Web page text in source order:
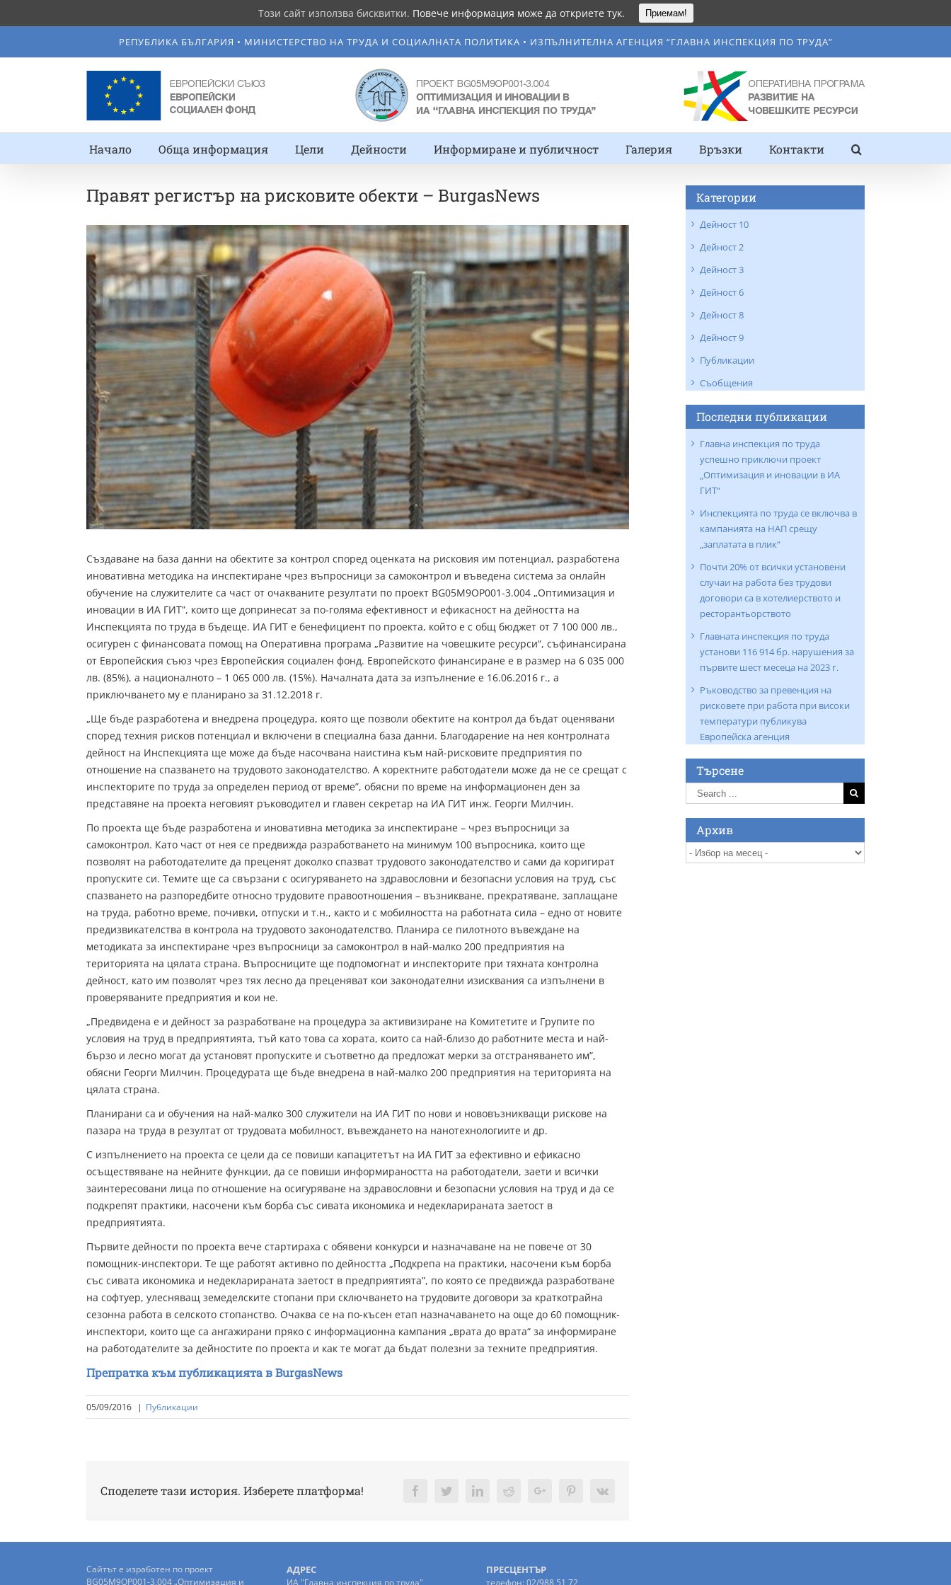
РЕПУБЛИКА БЪЛГАРИЯ • МИНИСТEРСТВО НА ТРУДА И СОЦИАЛНАТА ПОЛИТИКА • ИЗПЪЛНИТЕЛНА АГЕНЦИЯ “ГЛАВНА ИНСПЕКЦИЯ ПО ТРУДА”
Начало Обща информация Цели Дейности Информиране и публичност Галерия Връзки Контакти
Правят регистър на рисковите обекти – BurgasNews
View
Larger
Image
Създаване на база данни на обектите за контрол според оценката на рисковия им потенциал, разработена
иновативна методика на инспектиране чрез въпросници за самоконтрол и въведена система за онлайн
обучение на служителите са част от очакваните резултати по проект BG05M9OP001-3.004 „Оптимизация и
иновации в ИА ГИТ”, които ще допринесат за по-голяма ефективност и ефикасност на дейността на
Инспекцията по труда в бъдеще. ИА ГИТ е бенефициент по проекта, който е с общ бюджет от 7 100 000 лв.,
осигурен с финансовата помощ на Оперативна програма „Развитие на човешките ресурси“, съфинансирана
от Европейския съюз чрез Европейския социален фонд. Европейското финансиране е в размер на 6 035 000
лв. (85%), а националното – 1 065 000 лв. (15%). Началната дата за изпълнение е 16.06.2016 г., а
приключването му е планирано за 31.12.2018 г.
„Ще бъде разработена и внедрена процедура, която ще позволи обектите на контрол да бъдат оценявани
според техния рисков потенциал и включени в специална база данни. Благодарение на нея контролната
дейност на Инспекцията ще може да бъде насочвана наистина към най-рисковите предприятия по
отношение на спазването на трудовото законодателство. А коректните работодатели може да не се срещат с
инспекторите по труда за определен период от време”, обясни по време на информационен ден за
представяне на проекта неговият ръководител и главен секретар на ИА ГИТ инж. Георги Милчин.
По проекта ще бъде разработена и иновативна методика за инспектиране – чрез въпросници за
самоконтрол. Като част от нея се предвижда разработването на минимум 100 въпросника, които ще
позволят на работодателите да преценят доколко спазват трудовото законодателство и сами да коригират
пропуските си. Темите ще са свързани с осигуряването на здравословни и безопасни условия на труд, със
спазването на разпоредбите относно трудовите правоотношения – възникване, прекратяване, заплащане
на труда, работно време, почивки, отпуски и т.н., както и с мобилността на работната сила – едно от новите
предизвикателства в контрола на трудовото законодателство. Планира се пилотното въвеждане на
методиката за инспектиране чрез въпросници за самоконтрол в най-малко 200 предприятия на
територията на цялата страна. Въпросниците ще подпомогнат и инспекторите при тяхната контролна
дейност, като им позволят чрез тях лесно да преценяват кои законодателни изисквания са изпълнени в
проверяваните предприятия и кои не.
„Предвидена е и дейност за разработване на процедура за активизиране на Комитетите и Групите по
условия на труд в предприятията, тъй като това са хората, които са най-близо до работните места и най-
бързо и лесно могат да установят пропуските и съответно да предложат мерки за отстраняването им”,
обясни Георги Милчин. Процедурата ще бъде внедрена в най-малко 200 предприятия на територията на
цялата страна.
Планирани са и обучения на най-малко 300 служители на ИА ГИТ по нови и нововъзникващи рискове на
пазара на труда в резултат от трудовата мобилност, въвеждането на нанотехнологиите и др.
С изпълнението на проекта се цели да се повиши капацитетът на ИА ГИТ за ефективно и ефикасно
осъществяване на нейните функции, да се повиши информираността на работодатели, заети и всички
заинтересовани лица по отношение на осигуряване на здравословни и безопасни условия на труд и да се
подкрепят практики, насочени към борба със сивата икономика и недекларираната заетост в
предприятията.
Първите дейности по проекта вече стартираха с обявени конкурси и назначаване на не повече от 30
помощник-инспектори. Те ще работят активно по дейността „Подкрепа на практики, насочени към борба
със сивата икономика и недекларираната заетост в предприятията”, по която се предвижда разработване
на софтуер, улесняващ земеделските стопани при сключването на трудовите договори за краткотрайна
сезонна работа в селското стопанство. Очаква се на по-късен етап назначаването на още до 60 помощник-
инспектори, които ще са ангажирани пряко с информационна кампания „врата до врата“ за информиране
на работодателите за дейностите по проекта и как те могат да бъдат полезни за техните предприятия.
Препратка към публикацията в BurgasNews
05/09/2016 | Публикации
Споделете тази история. Изберете платформа! FacebookTwitterLinkedInRedditGoogle+ PinterestVk
Категории
Дейност 10
Дейност 2
Дейност 3
Дейност 6
Дейност 8
Дейност 9
Публикации
Съобщения
Последни публикации
Главна инспекция по труда
успешно приключи проект
„Оптимизация и иновации в ИА
ГИТ“
Инспекцията по труда се включва в
кампанията на НАП срещу
„заплатата в плик“
Почти 20% от всички установени
случаи на работа без трудови
договори са в хотелиерството и
ресторантьорството
Главната инспекция по труда
установи 116 914 бр. нарушения за
първите шест месеца на 2023 г.
Ръководство за превенция на
рисковете при работа при високи
температури публикува
Европейска агенция
Търсене
Search
for:
Архив
Архив
Сайтът е изработен по проект
BG05M9OP001-3.004 „Оптимизация и
АДРЕС
ИА "Главна инспекция по труда"
ПРЕСЦЕНТЪР
телефон: 02/988 51 72
Този сайт използва бисквитки. Повече информация може да откриете тук. Приемам!